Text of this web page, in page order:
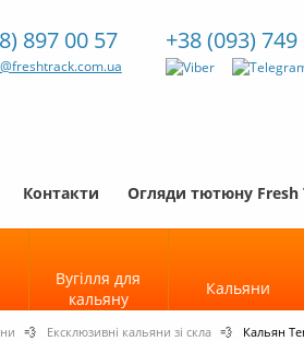
897 00 57 +38 (093)
Контакти Огляди тютюну Fresh
Вугілля для
кальяну
Кальяни
💨 Ексклюзивні кальяни зі скла 💨 Кальян